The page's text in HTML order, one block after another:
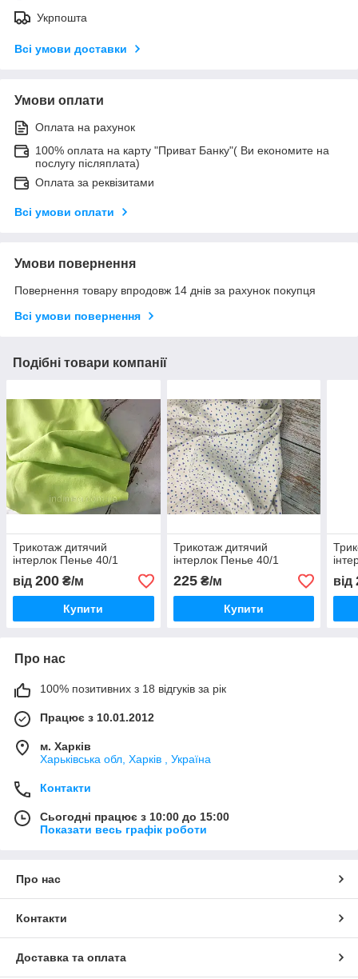
Укрпошта
Всі умови доставки
Умови оплати
Оплата на рахунок
100% оплата на карту "Приват Банку"( Ви економите на
послугу післяплата)
Оплата за реквізитами
Всі умови оплати
Умови повернення
Повернення товару впродовж 14 днів за рахунок покупця
Всі умови повернення
Подібні товари компанії
Трикотаж дитячий
інтерлок Пенье 40/1
від 200 ₴/м
Купити
Трикотаж дитячий
інтерлок Пенье 40/1
225₴/м
Купити
від
Про нас
100% позитивних з 18 відгуків за рік
Працює з 10.01.2012
м. Харків
Харьківська обл, Харків , Україна
Контакти
Сьогодні працює з 10:00 до 15:00
Показати весь графік роботи
Про нас
Контакти
Доставка та оплата